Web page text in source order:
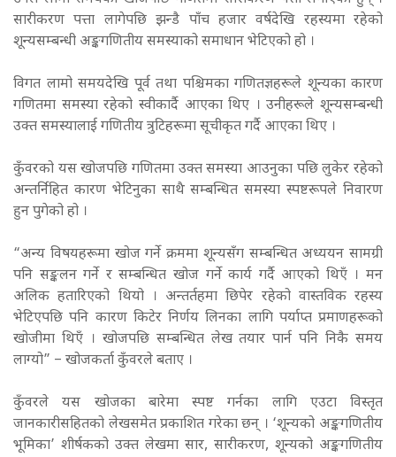
सारीकरण पत्ता लागेपछि झन्डै पाँच हजार वर्षदेखि रहस्यमा रहेको
शून्यसम्बन्धी अङ्कगणितीय समस्याको समाधान भेटिएको हो ।
विगत लामो समयदेखि पूर्व तथा पश्चिमका गणितज्ञहरूले शून्यका कारण
गणितमा समस्या रहेको स्वीकार्दै आएका थिए । उनीहरूले शून्यसम्बन्धी
उक्त समस्यालाई गणितीय त्रुटिहरूमा सूचीकृत गर्दै आएका थिए ।
कुँवरको यस खोजपछि गणितमा उक्त समस्या आउनुका पछि लुकेर रहेको
अन्तर्निहित कारण भेटिनुका साथै सम्बन्धित समस्या स्पष्टरूपले निवारण
हुन पुगेको हो ।
“अन्य विषयहरूमा खोज गर्ने क्रममा शून्यसँग सम्बन्धित अध्ययन सामग्री
पनि सङ्कलन गर्ने र सम्बन्धित खोज गर्ने कार्य गर्दै आएको थिएँ । मन
अलिक हतारिएको थियो । अन्तर्तहमा छिपेर रहेको वास्तविक रहस्य
भेटिएपछि पनि कारण किटेर निर्णय लिनका लागि पर्याप्त प्रमाणहरूको
खोजीमा थिएँ । खोजपछि सम्बन्धित लेख तयार पार्न पनि निकै समय
लाग्यो” – खोजकर्ता कुँवरले बताए ।
कुँवरले यस खोजका बारेमा स्पष्ट गर्नका लागि एउटा विस्तृत
जानकारीसहितको लेखसमेत प्रकाशित गरेका छन् । ‘शून्यको अङ्कगणितीय
भूमिका’ शीर्षकको उक्त लेखमा सार, सारीकरण, शून्यको अङ्कगणितीय